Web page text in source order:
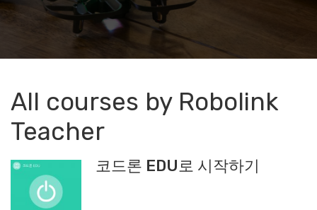
All courses by Robolink
Teacher
코드론 EDU로 시작하기